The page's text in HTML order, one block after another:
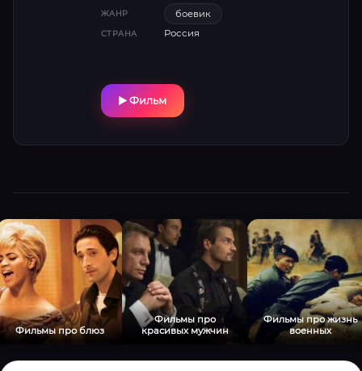
в суровых условиях Сибири ставит на карту
не только богатство, но и человеческое
ЖАНР боевик
СТРАНА Россия
Фильм
Фильмы про блюз
Фильмы про
красивых мужчин
Фильмы про жизнь
военных